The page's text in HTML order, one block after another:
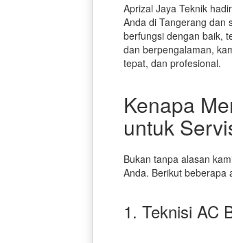
Aprizal Jaya Teknik
Anda di Tangerang dan
berfungsi dengan baik,
dan berpengalaman,
tepat, dan profesional.
Kenapa
untuk
Bukan tanpa alasan
Anda. Berikut beberapa
1. Teknisi AC